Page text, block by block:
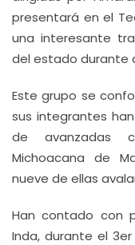
presentará en el
una interesante
del estado durante
Este grupo se
sus integrantes
de avanzadas
Michoacana de
nueve de ellas
Han contado con
Inda, durante el